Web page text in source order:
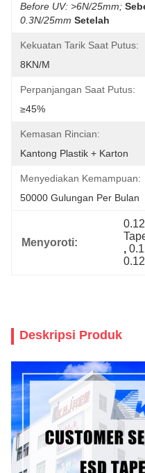
Before UV: >6N/25mm;
0.3N/25mm Setelah
Kekuatan Tarik Saat Putus:
8KN/M
Perpanjangan Saat Putus:
≥45%
Kemasan Rincian:
Kantong Plastik + Karton
Menyediakan Kemampuan:
50000 Gulungan Per Bulan
Menyoroti:
,
Deskripsi Produk